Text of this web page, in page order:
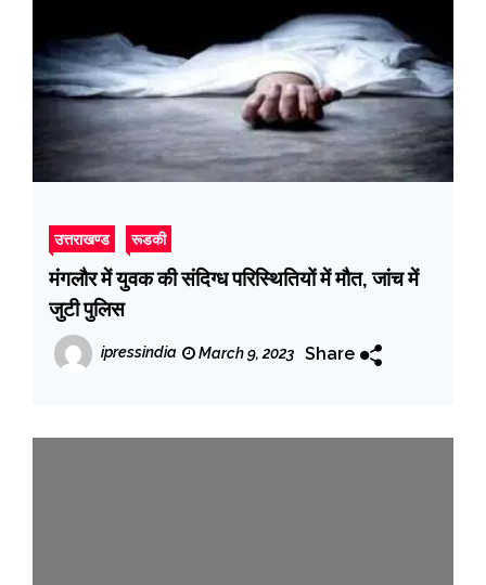
उत्तराखण्ड रूडकी
मंगलौर में युवक की संदिग्ध परिस्थितियों में मौत, जांच में
जुटी पुलिस
ipressindia March 9, 2023 Share